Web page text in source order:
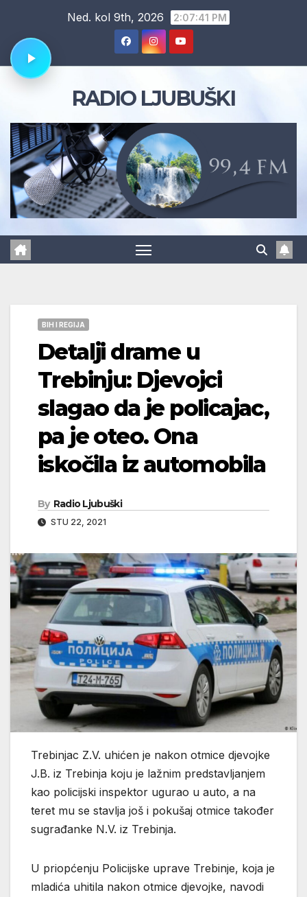
content
Ned. kol 9th, 2026 2:07:42 PM
RADIO LJUBUŠKI
BIH I REGIJA
Detalji drame u
Trebinju: Djevojci
slagao da je policajac,
pa je oteo. Ona
iskočila iz automobila
By Radio Ljubuški
STU 22, 2021
Trebinjac Z.V. uhićen je nakon otmice djevojke
J.B. iz Trebinja koju je lažnim predstavljanjem
kao policijski inspektor ugurao u auto, a na
teret mu se stavlja još i pokušaj otmice također
sugrađanke N.V. iz Trebinja.
U priopćenju Policijske uprave Trebinje, koja je
mladića uhitila nakon otmice djevojke, navodi